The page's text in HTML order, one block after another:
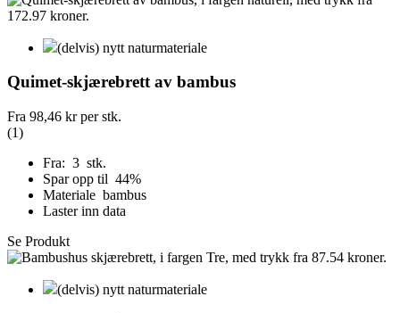
(delvis) nytt naturmateriale
Quimet-skjærebrett av bambus
Fra 98,46 krper stk.
(1)
Fra: 3 stk.
Spar opp til 44%
Materiale bambus
Laster inn data
Se Produkt
(delvis) nytt naturmateriale